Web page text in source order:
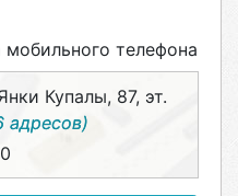
телефона
Купалы, 87, эт.
адресов)